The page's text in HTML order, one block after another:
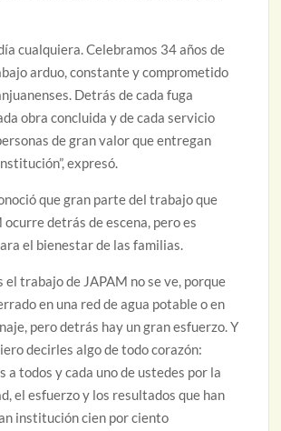
cualquiera. Celebramos 34 años de
arduo, constante y comprometido
Detrás de cada fuga
obra concluida y de cada servicio
de gran valor que entregan
expresó.
que gran parte del trabajo que
ocurre detrás de escena, pero es
el bienestar de las familias.
el trabajo de JAPAM no se ve, porque
en una red de agua potable o en
pero detrás hay un gran esfuerzo. Y
decirles algo de todo corazón:
a todos y cada uno de ustedes por la
el esfuerzo y los resultados que han
institución cien por ciento